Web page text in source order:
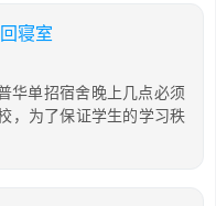
寝室
华单招宿舍晚上几点必须
，为了保证学生的学习秩